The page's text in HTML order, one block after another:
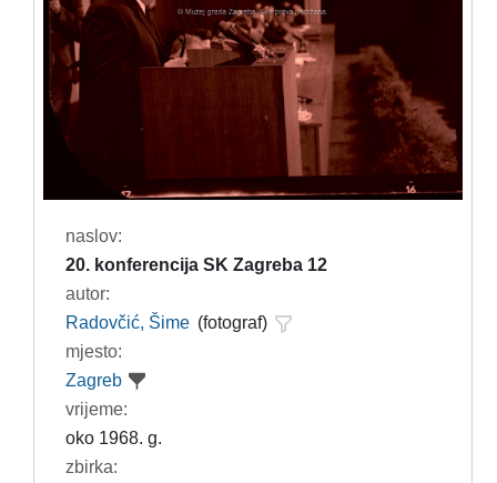
naslov:
20. konferencija SK Zagreba 12
autor:
Radovčić, Šime (fotograf)
mjesto:
Zagreb
vrijeme:
oko 1968. g.
zbirka: